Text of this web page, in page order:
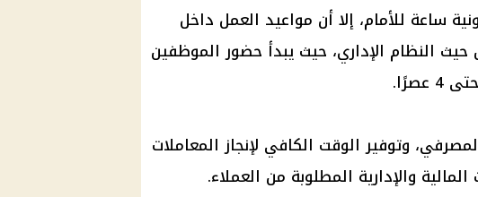
ساعة للأمام، إلا أن مواعيد العمل داخل
النظام الإداري، حيث يبدأ حضور الموظفين
وتوفير الوقت الكافي لإنجاز المعاملات
المالية والإدارية المطلوبة من العملاء.